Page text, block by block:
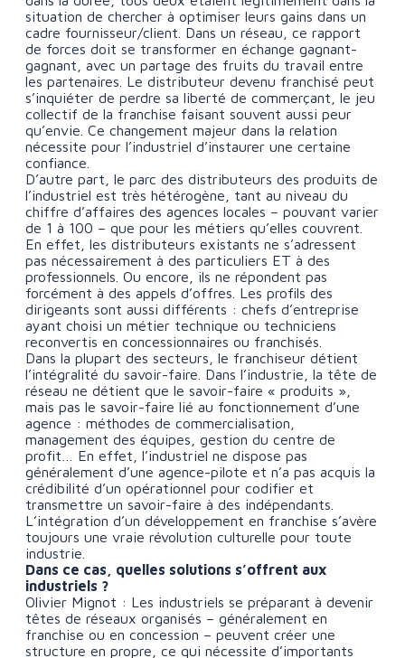
situation de chercher à optimiser leurs gains dans un
cadre fournisseur/client. Dans un réseau, ce rapport
de forces doit se transformer en échange gagnant-
gagnant, avec un partage des fruits du travail entre
les partenaires. Le distributeur devenu franchisé peut
s’inquiéter de perdre sa liberté de commerçant, le jeu
collectif de la franchise faisant souvent aussi peur
qu’envie. Ce changement majeur dans la relation
nécessite pour l’industriel d’instaurer une certaine
confiance.
D’autre part, le parc des distributeurs des produits de
l’industriel est très hétérogène, tant au niveau du
chiffre d’affaires des agences locales – pouvant varier
de 1 à 100 – que pour les métiers qu’elles couvrent.
En effet, les distributeurs existants ne s’adressent
pas nécessairement à des particuliers ET à des
professionnels. Ou encore, ils ne répondent pas
forcément à des appels d’offres. Les profils des
dirigeants sont aussi différents : chefs d’entreprise
ayant choisi un métier technique ou techniciens
reconvertis en concessionnaires ou franchisés.
Dans la plupart des secteurs, le franchiseur détient
l’intégralité du savoir-faire. Dans l’industrie, la tête de
réseau ne détient que le savoir-faire « produits »,
mais pas le savoir-faire lié au fonctionnement d’une
agence : méthodes de commercialisation,
management des équipes, gestion du centre de
profit… En effet, l’industriel ne dispose pas
généralement d’une agence-pilote et n’a pas acquis la
crédibilité d’un opérationnel pour codifier et
transmettre un savoir-faire à des indépendants.
L’intégration d’un développement en franchise s’avère
toujours une vraie révolution culturelle pour toute
industrie.
Dans ce cas, quelles solutions s’offrent aux
industriels ?
Olivier Mignot : Les industriels se préparant à devenir
têtes de réseaux organisés – généralement en
franchise ou en concession – peuvent créer une
structure en propre, ce qui nécessite d’importants